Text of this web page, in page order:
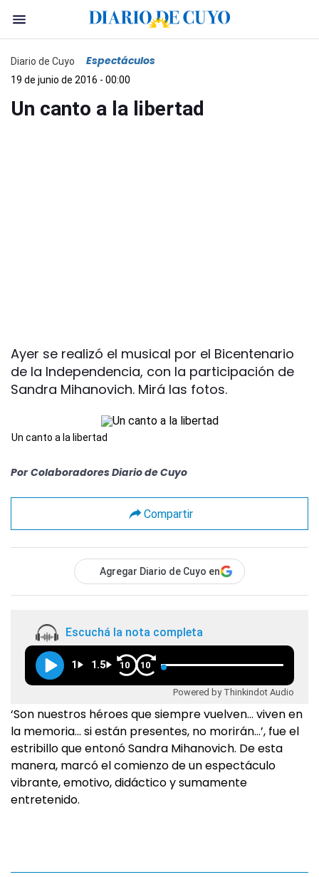
Diario de Cuyo Espectáculos
19 de junio de 2016 - 00:00
Un canto a la libertad
Ayer se realizó el musical por el Bicentenario
de la Independencia, con la participación de
Sandra Mihanovich. Mirá las fotos.
Un canto a la libertad
Por Colaboradores Diario de Cuyo
Compartir
Agregar Diario de Cuyo en
Escuchá la nota completa
1 1.5 10 10
Powered by Thinkindot Audio
‘Son nuestros héroes que siempre vuelven… viven en
la memoria… si están presentes, no morirán…’, fue el
estribillo que entonó Sandra Mihanovich. De esta
manera, marcó el comienzo de un espectáculo
vibrante, emotivo, didáctico y sumamente
entretenido.